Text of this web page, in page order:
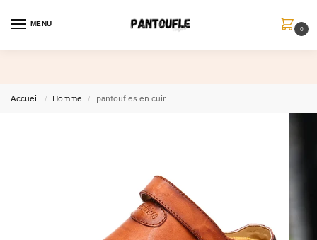
MENU
0
Accueil / Homme / pantoufles en cuir